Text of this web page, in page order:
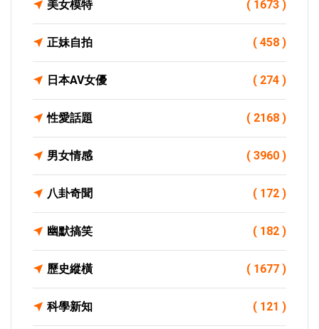
美女模特 ( 1673 )
正妹自拍 ( 458 )
日本AV女優 ( 274 )
性愛話題 ( 2168 )
男女情感 ( 3960 )
八卦奇聞 ( 172 )
幽默搞笑 ( 182 )
歷史縱橫 ( 1677 )
科學新知 ( 121 )